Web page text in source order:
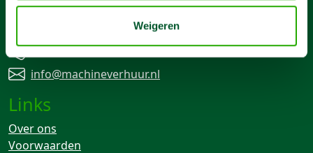
Weigeren
085 4899 700
info@machineverhuur.nl
Links
Over ons
Voorwaarden